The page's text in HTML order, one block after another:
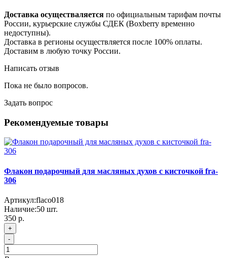
Доставка осуществаляется по официальным тарифам почты
России, курьерские службы СДЕК (Boxberry временно
недоступны).
Доставка в регионы осуществляется после 100% оплаты.
Доставим в любую точку России.
Написать отзыв
Пока не было вопросов.
Задать вопрос
Рекомендуемые товары
Флакон подарочный для масляных духов с кисточкой fra-
306
Артикул:flaco018
Наличие:50 шт.
350 р.
+
-